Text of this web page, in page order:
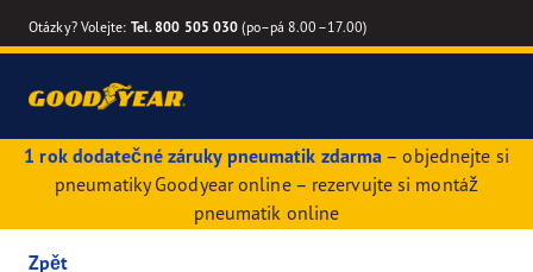
Otázky? Volejte: Tel. 800 505 030 (po–pá 8.00–17.00)
1 rok dodatečné záruky pneumatik zdarma – objednejte si
pneumatiky Goodyear online – rezervujte si montáž
pneumatik online
Zpět